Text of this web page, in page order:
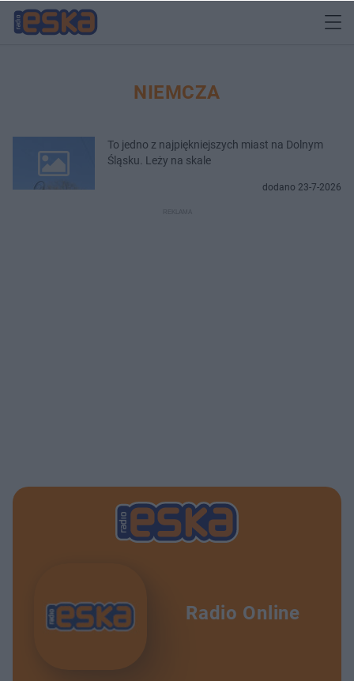
NIEMCZA
To jedno z najpiękniejszych miast na Dolnym
Śląsku. Leży na skale
dodano 23-7-2026
Radio Online